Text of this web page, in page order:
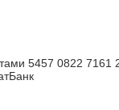
5457 0822 7161